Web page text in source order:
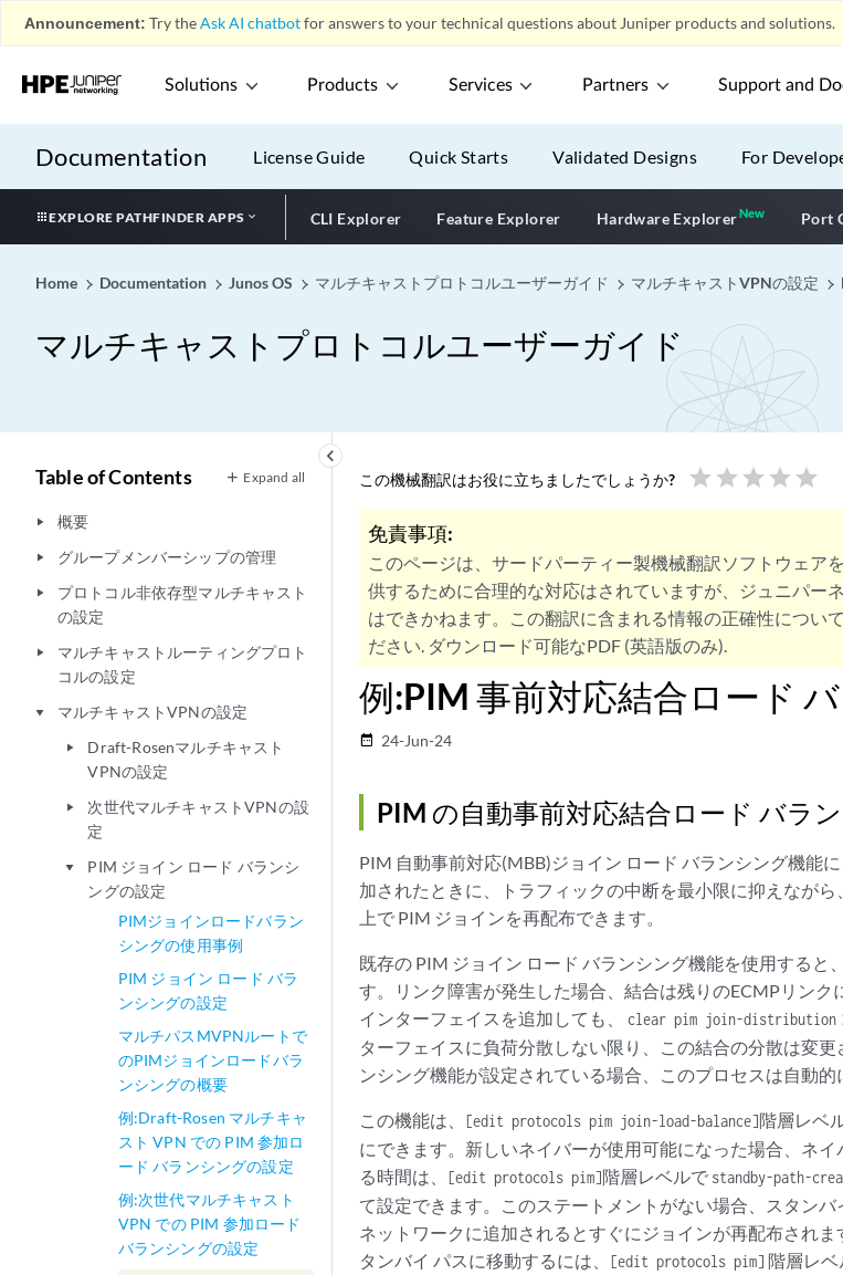
Announcement: Try theAsk AI chatbotfor answers to your technical questions about Juniper products and solutions.
Solutions Products Services Partners Support and
Documentation License Guide Quick Starts Validated Designs For
EXPLORE PATHFINDER APPS CLI Explorer Feature Explorer Hardware ExplorerNewNewPort
Home Documentation Junos OS マルチキャストプロトコルユーザーガイド マルチキャストVPNの設定
マルチキャストプロトコルユーザーガイド
keyboard_arrow_left
Table of Contents Expand all
play_arrow 概要
play_arrow グループメンバーシップの管理
play_arrow
プロトコル非依存型マルチキャスト
の設定
play_arrow
マルチキャストルーティングプロト
コルの設定
play_arrow マルチキャストVPNの設定
play_arrow
Draft-Rosenマルチキャスト
VPNの設定
play_arrow
次世代マルチキャストVPNの設
定
play_arrow
PIM ジョイン ロード バランシ
ングの設定
PIMジョインロードバラン
シングの使用事例
PIM ジョイン ロード バラ
ンシングの設定
マルチパスMVPNルートで
のPIMジョインロードバラ
ンシングの概要
例:Draft-Rosen マルチキャ
スト VPN での PIM 参加ロ
ード バランシングの設定
例:次世代マルチキャスト
VPN での PIM 参加ロード
バランシングの設定
この機械翻訳はお役に立ちましたでしょうか? star star star star star
免責事項:
このページは、サードパーティー製機械翻訳ソフトウェア
供するために合理的な対応はされていますが、ジュニパー
はできかねます。この翻訳に含まれる情報の正確性につい
ださい. ダウンロード可能なPDF (英語版のみ).
例:PIM 事前対応結合ロード
date_range 24-Jun-24
PIM の自動事前対応結合ロード バラ
PIM 自動事前対応(MBB)ジョイン ロード バランシング機能
加されたときに、トラフィックの中断を最小限に抑えなが
上で PIM ジョインを再配布できます。
既存の PIM ジョイン ロード バランシング機能を使用すると
す。リンク障害が発生した場合、結合は残りのECMPリンク
インターフェイスを追加しても、
clear pim join-distribution
ターフェイスに負荷分散しない限り、この結合の分散は変
ンシング機能が設定されている場合、このプロセスは自動的
この機能は、 [edit protocols pim join-load-balance]階層レベ
にできます。新しいネイバーが使用可能になった場合、ネ
る時間は、
[edit protocols pim]階層レベルで standby-path-
て設定できます。このステートメントがない場合、スタン
ネットワークに追加されるとすぐにジョインが再配布され
タンバイ パスに移動するには、
[edit protocols pim] 階層レベ